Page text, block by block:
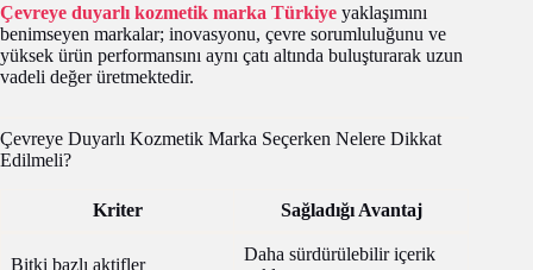
Çevreye duyarlı kozmetik marka Türkiye yaklaşımını
benimseyen markalar; inovasyonu, çevre sorumluluğunu ve
yüksek ürün performansını aynı çatı altında buluşturarak uzun
vadeli değer üretmektedir.
Çevreye Duyarlı Kozmetik Marka Seçerken Nelere Dikkat
Edilmeli?
Kriter Sağladığı Avantaj
Bitki bazlı aktifler
Daha sürdürülebilir içerik